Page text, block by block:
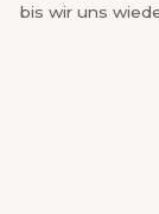
bis wir uns